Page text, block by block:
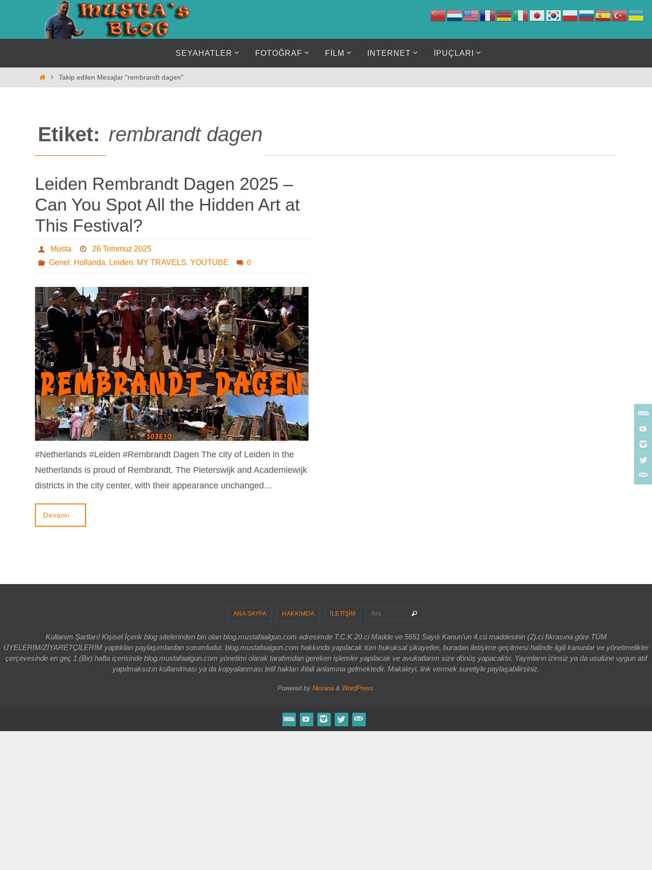
SEYAHATLER FOTOĞRAF FİLM INTERNET İPUÇLARI
HomeTakip edilen Mesajlar "rembrandt dagen"
Etiket: rembrandt dagen
Leiden Rembrandt Dagen 2025 –
Can You Spot All the Hidden Art at
This Festival?
Musta
26 Temmuz 2025
Genel , Hollanda, Leiden, MY TRAVELS, YOUTUBE 0
#Netherlands #Leiden #Rembrandt Dagen The city of Leiden in the
Netherlands is proud of Rembrandt. The Pieterswijk and Academiewijk
districts in the city center, with their appearance unchanged…
Devamı
ANA SAYFA HAKKIMDA İLETİŞİM Ara
Kullanım Şartları! Kişisel İçerik blog sitelerinden biri olan blog.mustafaalgun.com adresimde T.C.K 20.ci Madde ve 5651 Sayılı Kanun'un 4.cü maddesinin (2).ci fıkrasına göre TÜM
ÜYELERİM/ZİYARETÇİLERİM yaptıkları paylaşımlardan sorumludur. blog.mustafaalgun.com hakkında yapılacak tüm hukuksal şikayetler, buradan iletişime geçilmesi halinde ilgili kanunlar ve yönetmelikler
çerçevesinde en geç 1 (Bir) hafta içerisinde blog.mustafaalgun.com yönetimi olarak tarafımdan gereken işlemler yapılacak ve avukatlarım size dönüş yapacaktır. Yayınların izinsiz ya da usulüne uygun atıf
yapılmaksızın kullanılması ya da kopyalanması telif hakları ihlali anlamına gelmektedir. Makaleyi, link vermek suretiyle paylaşabilirsiniz.
Powered by Nirvana& WordPress.